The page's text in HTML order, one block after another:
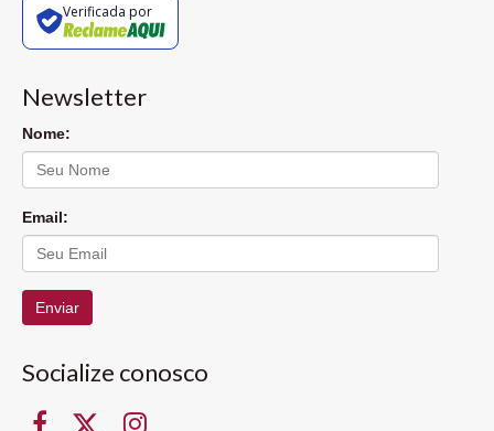
Verificada por
Newsletter
Nome:
Email:
Enviar
Socialize conosco